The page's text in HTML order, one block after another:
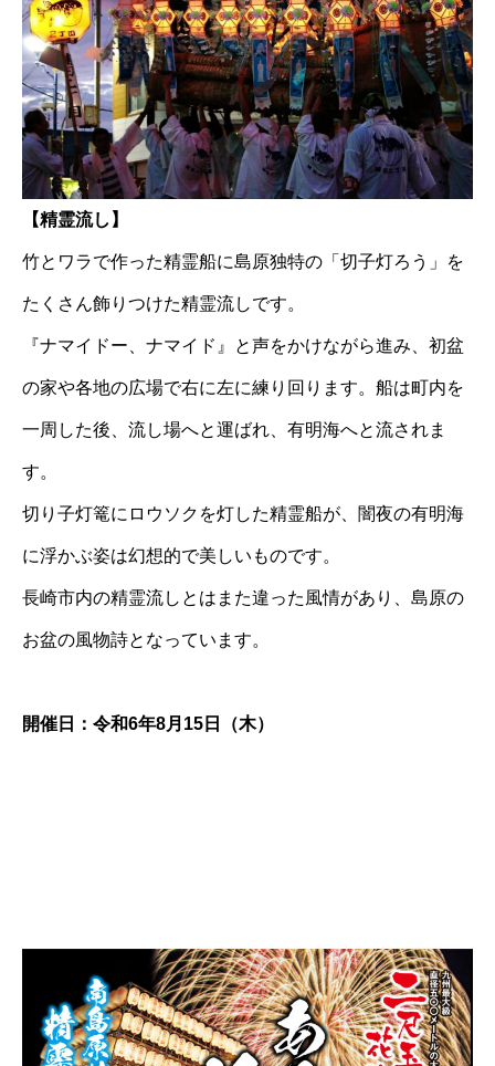
【精霊流し】
竹とワラで作った精霊船に島原独特の「切子灯ろう」を
たくさん飾りつけた精霊流しです。
『ナマイドー、ナマイド』と声をかけながら進み、初盆
の家や各地の広場で右に左に練り回ります。船は町内を
一周した後、流し場へと運ばれ、有明海へと流されま
す。
切り子灯篭にロウソクを灯した精霊船が、闇夜の有明海
に浮かぶ姿は幻想的で美しいものです。
長崎市内の精霊流しとはまた違った風情があり、島原の
お盆の風物詩となっています。
開催日：令和6年8月15日（木）